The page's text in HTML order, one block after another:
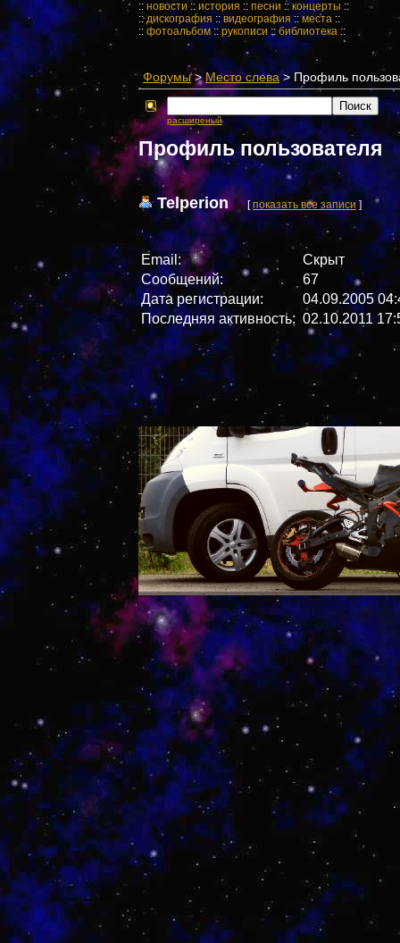
:: новости :: история :: песни :: концерты ::
::дискография :: видеография ::места ::
:: фотоальбом::рукописи::библиотека ::
Форумы>Место слева> Профиль
расширеный
Профиль пользователя
Telperion [показать все записи]
Email:
Скрыт
Сообщений:
67
Дата регистрации:
04.09.2005
Последняя активность: 02.10.2011